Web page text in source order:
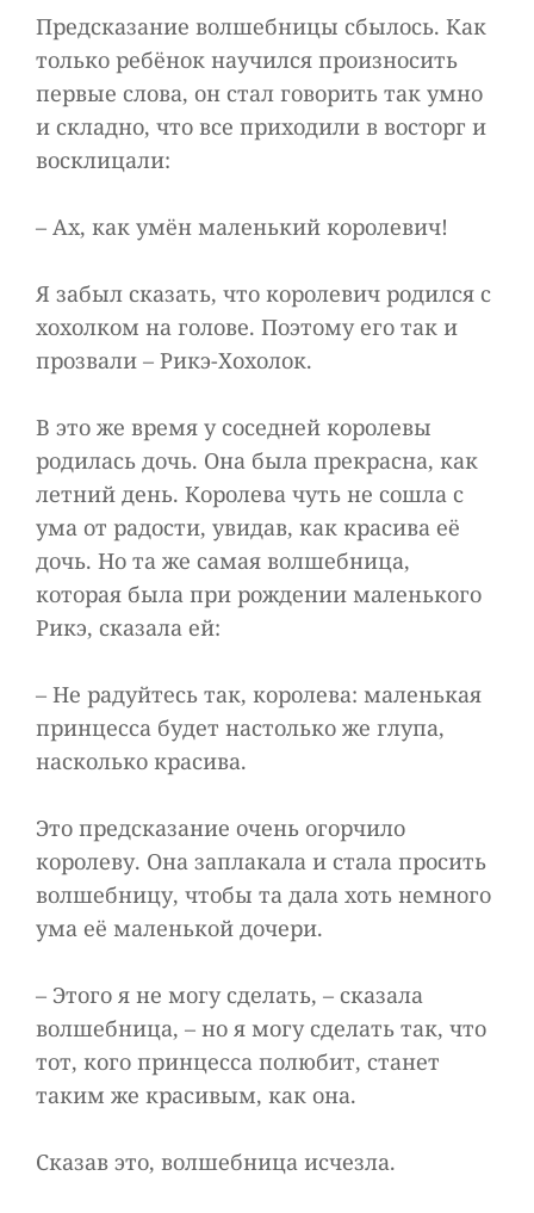
Предсказание волшебницы сбылось. Как
только ребёнок научился произносить
первые слова, он стал говорить так умно
и складно, что все приходили в восторг и
восклицали:
– Ах, как умён маленький королевич!
Я забыл сказать, что королевич родился с
хохолком на голове. Поэтому его так и
прозвали – Рикэ-Хохолок.
В это же время у соседней королевы
родилась дочь. Она была прекрасна, как
летний день. Королева чуть не сошла с
ума от радости, увидав, как красива её
дочь. Но та же самая волшебница,
которая была при рождении маленького
Рикэ, сказала ей:
– Не радуйтесь так, королева: маленькая
принцесса будет настолько же глупа,
насколько красива.
Это предсказание очень огорчило
королеву. Она заплакала и стала просить
волшебницу, чтобы та дала хоть немного
ума её маленькой дочери.
– Этого я не могу сделать, – сказала
волшебница, – но я могу сделать так, что
тот, кого принцесса полюбит, станет
таким же красивым, как она.
Сказав это, волшебница исчезла.